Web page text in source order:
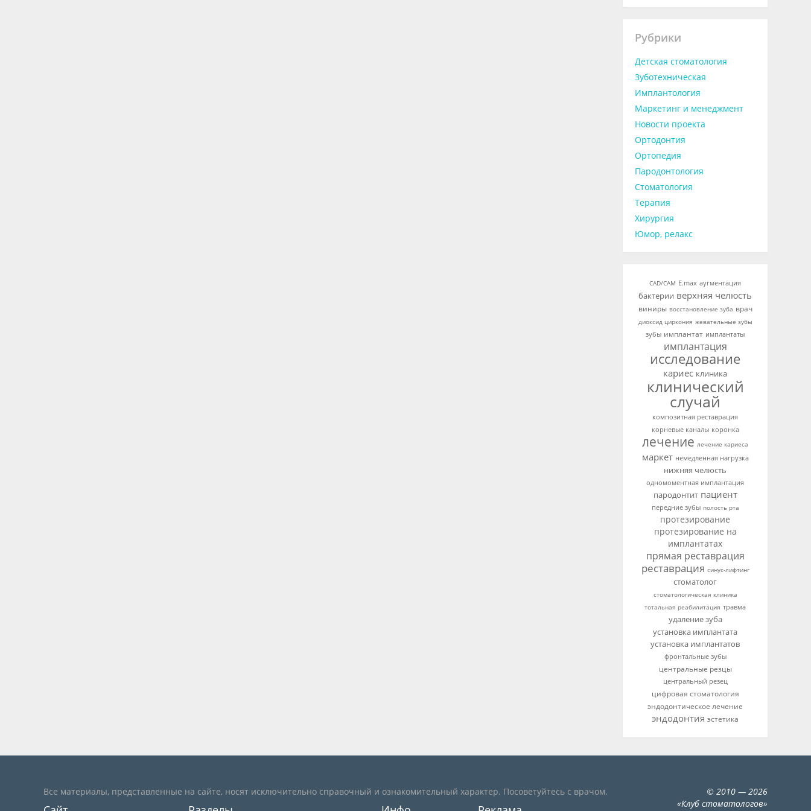
Рубрики
Детская стоматология
Зуботехническая
Имплантология
Маркетинг и менеджмент
Новости проекта
Ортодонтия
Ортопедия
Пародонтология
Стоматология
Терапия
Хирургия
Юмор, релакс
CAD/CAM E.max аугментация
бактерии верхняя челюсть
виниры восстановление зуба врач
диоксид циркония жевательные зубы
зубы имплантат имплантаты
имплантация
исследование
кариес клиника
клинический
случай
композитная реставрация
корневые каналы коронка
лечение лечение кариеса
маркет немедленная нагрузка
нижняя челюсть
одномоментная имплантация
пародонтит пациент
передние зубы полость рта
протезирование
протезирование на
имплантатах
прямая реставрация
реставрация синус-лифтинг
стоматолог
стоматологическая клиника
тотальная реабилитация травма
удаление зуба
установка имплантата
установка имплантатов
фронтальные зубы
центральные резцы
центральный резец
цифровая стоматология
эндодонтическое лечение
эндодонтия эстетика
Все материалы, представленные на сайте, носят исключительно справочный и ознакомительный характер. Посоветуйтесь с врачом. © 2010 — 2026
«Клуб стоматологов»